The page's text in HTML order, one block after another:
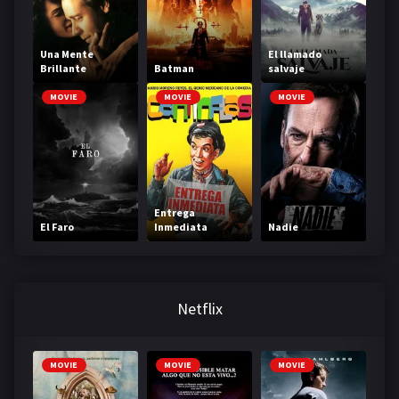
Una Mente
Brillante
Batman
El llamado
salvaje
MOVIE
El Faro
MOVIE
Entrega
Inmediata
MOVIE
Nadie
Netflix
MOVIE MOVIE MOVIE